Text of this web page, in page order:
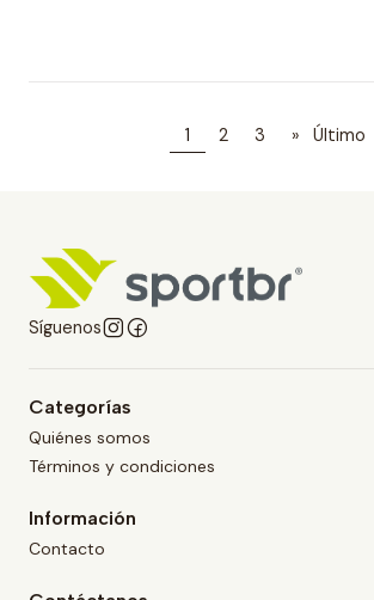
1 2 3 » Último
Síguenos
Categorías
Quiénes somos
Términos y condiciones
Información
Contacto